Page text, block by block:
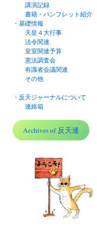
講演記録
書籍・パンフレット紹介
・ 基礎情報
天皇４大行事
法令関連
皇室関連予算
憲法調査会
有識者会議関連
その他
・ 反天ジャーナルについて
連絡箱
Archives of 反天連